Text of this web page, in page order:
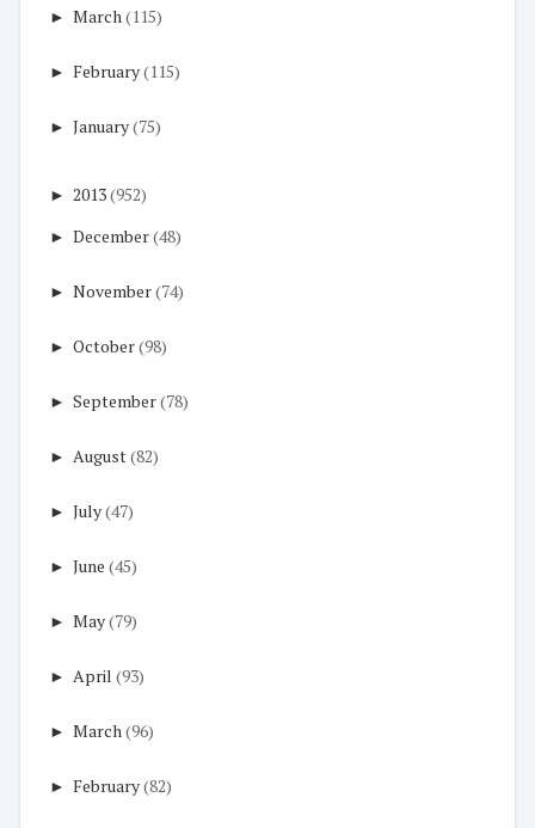
► March(115)
► February(115)
► January(75)
► 2013(952)
► December(48)
► November(74)
► October(98)
► September(78)
► August(82)
► July(47)
► June (45)
► May(79)
► April (93)
► March(96)
► February(82)